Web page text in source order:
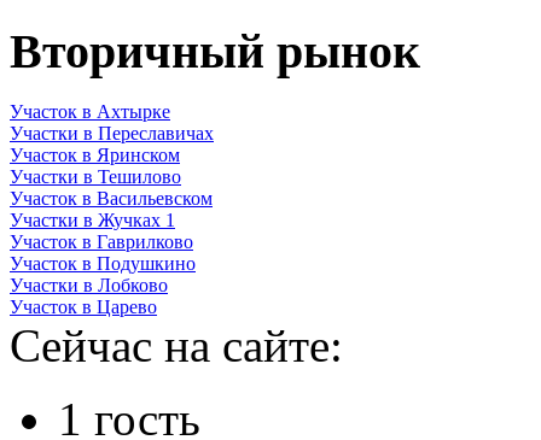
Вторичный рынок
Участок в Ахтырке
Участки в Переславичах
Участок в Яринском
Участки в Тешилово
Участок в Васильевском
Участки в Жучках 1
Участок в Гаврилково
Участок в Подушкино
Участки в Лобково
Участок в Царево
Сейчас на сайте:
1 гость